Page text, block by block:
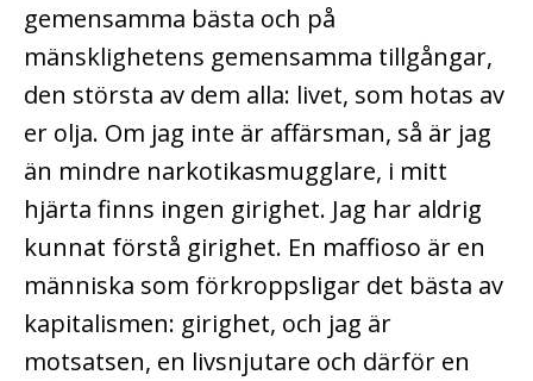
gemensamma bästa och på
mänsklighetens gemensamma tillgångar,
den största av dem alla: livet, som hotas av
er olja. Om jag inte är affärsman, så är jag
än mindre narkotikasmugglare, i mitt
hjärta finns ingen girighet. Jag har aldrig
kunnat förstå girighet. En maffioso är en
människa som förkroppsligar det bästa av
kapitalismen: girighet, och jag är
motsatsen, en livsnjutare och därför en